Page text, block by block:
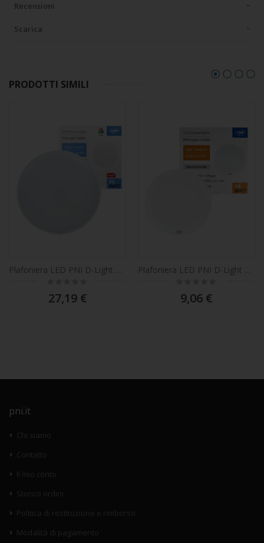
Recensioni
Scarica
PRODOTTI SIMILI
27,19 € 9,06 €
pni.it
Chi siamo
Contatto
Il mio conto
Storico ordini
Politica di restituzione e rimborso
Modalità di pagamento